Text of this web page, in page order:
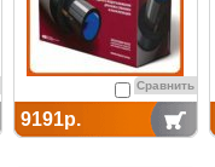
Сравнить
9191р.